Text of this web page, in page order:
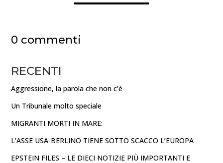
0 commenti
RECENTI
Aggressione, la parola che non c’è
Un Tribunale molto speciale
MIGRANTI MORTI IN MARE:
L’ASSE USA-BERLINO TIENE SOTTO SCACCO L’EUROPA
EPSTEIN FILES – LE DIECI NOTIZIE PIÙ IMPORTANTI E